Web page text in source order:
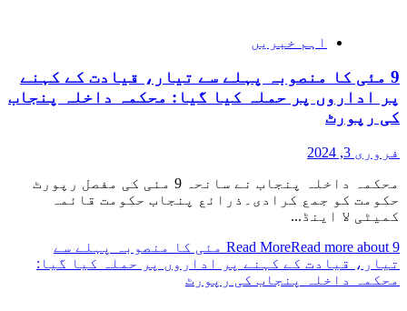
اہم خبریں
9 مئی کا منصوبہ پہلے سے تیار، قیادت کے کہنے
پر اداروں پر حملہ کیا گیا: محکمہ داخلہ پنجاب
کی رپورٹ
فروری 3, 2024
محکمہ داخلہ پنجاب نے سانحہ 9 مئی کی مفصل رپورٹ
حکومت کو جمع کرادی۔ذرائع پنجاب حکومت قائمہ
کمیٹی لا اینڈ...
Read More Read more about 9 مئی کا منصوبہ پہلے سے
تیار، قیادت کے کہنے پر اداروں پر حملہ کیا گیا:
محکمہ داخلہ پنجاب کی رپورٹ